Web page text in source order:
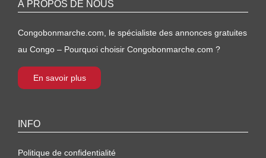
À PROPOS DE NOUS
Congobonmarche.com, le spécialiste des annonces gratuites
au Congo – Pourquoi choisir Congobonmarche.com ?
En savoir plus
INFO
Politique de confidentialité